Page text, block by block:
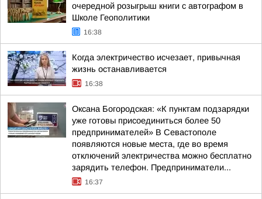
очередной розыгрыш книги с автографом в
Школе Геополитики
16:38
Когда электричество исчезает, привычная
жизнь останавливается
16:38
Оксана Богородская: «К пунктам подзарядки
уже готовы присоединиться более 50
предпринимателей» В Севастополе
появляются новые места, где во время
отключений электричества можно бесплатно
зарядить телефон. Предприниматели...
16:37